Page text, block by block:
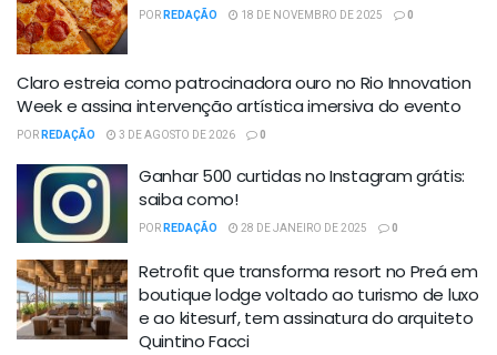
PORREDAÇÃO 18 DE NOVEMBRO DE 2025 0
Claro estreia como patrocinadora ouro no Rio Innovation
Week e assina intervenção artística imersiva do evento
PORREDAÇÃO 3 DE AGOSTO DE 2026 0
Ganhar 500 curtidas no Instagram grátis:
saiba como!
PORREDAÇÃO 28 DE JANEIRO DE 2025 0
Retrofit que transforma resort no Preá em
boutique lodge voltado ao turismo de luxo
e ao kitesurf, tem assinatura do arquiteto
Quintino Facci